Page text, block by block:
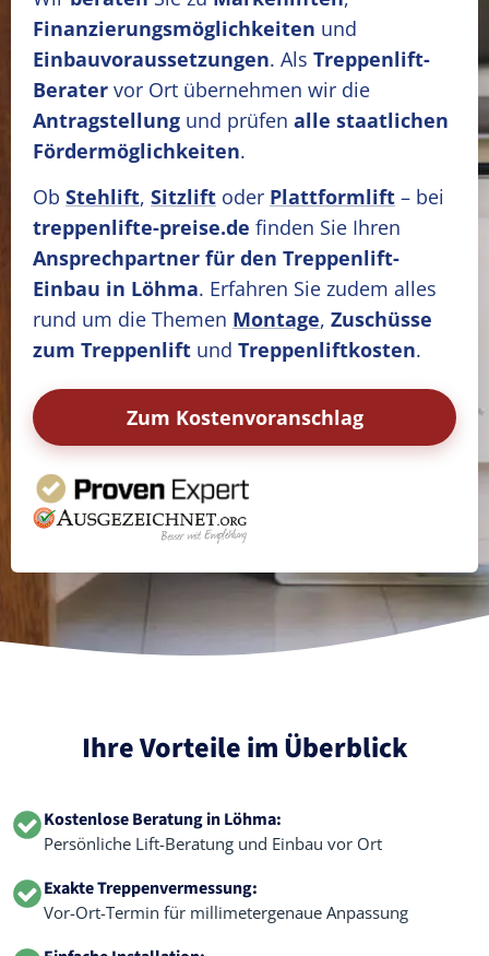
Finanzierungsmöglichkeiten und
Einbauvoraussetzungen. Als Treppenlift-
Berater vor Ort übernehmen wir die
Antragstellung und prüfen alle staatlichen
Fördermöglichkeiten.
Ob Stehlift, Sitzlift oder Plattformlift – bei
treppenlifte-preise.de finden Sie Ihren
Ansprechpartner für den Treppenlift-
Einbau in Löhma. Erfahren Sie zudem alles
rund um die Themen Montage, Zuschüsse
zum Treppenlift und Treppenliftkosten.
Zum Kostenvoranschlag
Ihre Vorteile im Überblick
Kostenlose Beratung in Löhma:
Persönliche Lift-Beratung und Einbau vor Ort
Exakte Treppenvermessung:
Vor-Ort-Termin für millimetergenaue Anpassung